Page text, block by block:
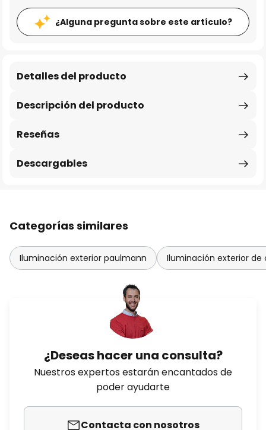
¿Alguna pregunta sobre este artículo?
Descripción del producto
Detalles del producto
Reseñas
Descargables
Categorías similares
Iluminación exterior paulmann Iluminación exterior de
¿Deseas hacer una consulta?
Nuestros expertos estarán encantados de
poder ayudarte
Contacta con nosotros